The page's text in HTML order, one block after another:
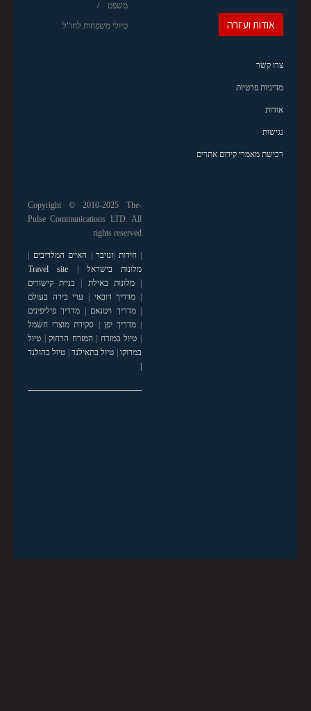
משפט
טיולי משפחות לחו"ל אודות ועזרה
צרו קשר
מדיניות פרטיות
אודות
נגישות
רכישת מאמרי קידום אתרים
Copyright © 2010-2025 The-
Pulse Communications LTD. All
rights reserved
|חידות זנזיבר האיים המלדיבים
מלונות בישראל
Travel site
|מלונות באילת
בניית קישורים
מדריך דובאי
ערי בירה בעולם
|מדריך ויטנאם
מדריך פיליפינים
|מדריך יפן
סקירת מוצרי חשמל
טיול במזרח המזרח הרחוק| טיול
במרוקו| טיול בתאילנד| טיול בהולנד